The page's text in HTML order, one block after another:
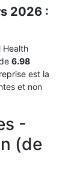
2026 :
Health
6.98
est la
et non
-
(de